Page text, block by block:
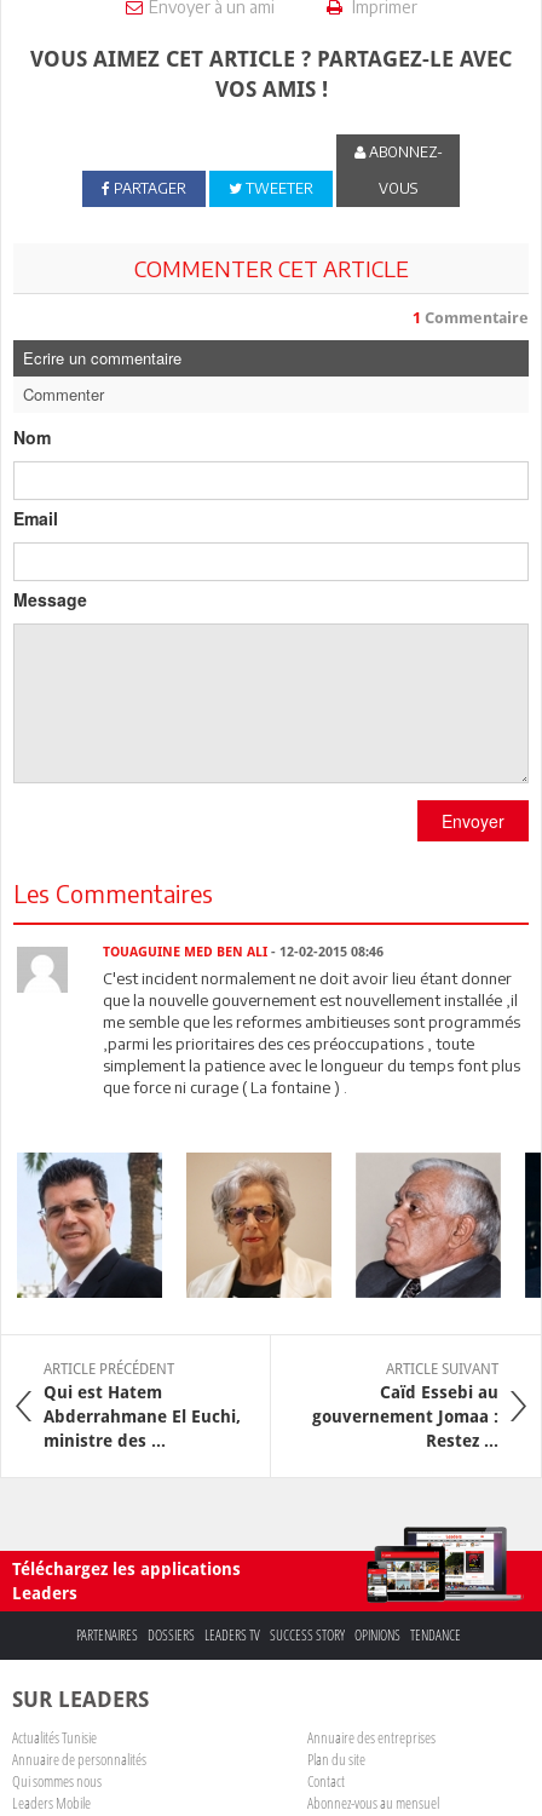
Envoyer à un ami Imprimer
VOUS AIMEZ CET ARTICLE ? PARTAGEZ-LE AVEC
VOS AMIS !
PARTAGER TWEETER
ABONNEZ-
VOUS
COMMENTER CET ARTICLE
1 Commentaire
Ecrire un commentaire
Commenter
Nom
Email
Message
Envoyer
Les Commentaires
TOUAGUINE MED BEN ALI - 12-02-2015 08:46
C'est incident normalement ne doit avoir lieu étant donner
que la nouvelle gouvernement est nouvellement installée ,il
me semble que les reformes ambitieuses sont programmés
,parmi les prioritaires des ces préoccupations , toute
simplement la patience avec le longueur du temps font plus
que force ni curage ( La fontaine ) .
ARTICLE PRÉCÉDENT
Qui est Hatem
Abderrahmane El Euchi,
ministre des ...
ARTICLE SUIVANT
Caïd Essebi au
gouvernement Jomaa :
Restez ...
Téléchargez les applications
Leaders
PARTENAIRES DOSSIERS LEADERS TV SUCCESS STORY OPINIONS TENDANCE
SUR LEADERS
Actualités Tunisie
Annuaire des entreprises
Annuaire de personnalités
Plan du site
Qui sommes nous
Contact
Leaders Mobile
Abonnez-vous au mensuel